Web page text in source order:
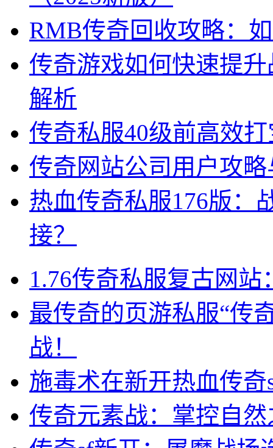
RMB传奇回收攻略：
传奇游戏如何快速提
解析
传奇私服40级前高效
传奇网站公司用户攻
热血传奇私服176版：
接？
1.76传奇私服复古网
最传奇的页游私服“传
战！
施毒术在新开热血传
传奇元素战：掌控自